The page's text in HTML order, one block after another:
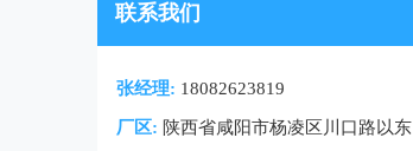
联系我们
张经理: 18082623819
厂区: 陕西省咸阳市杨凌区川口路以东